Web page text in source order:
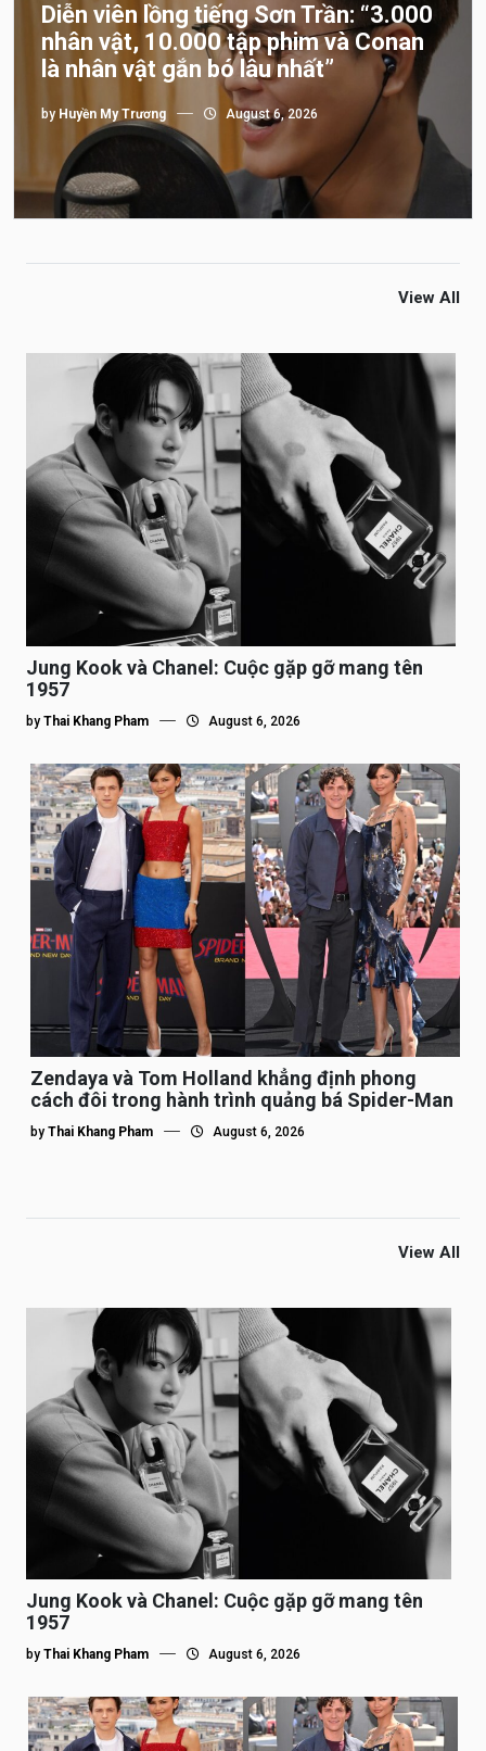
Diễn viên lồng tiếng Sơn Trần: “3.000
nhân vật, 10.000 tập phim và Conan
là nhân vật gắn bó lâu nhất”
by Huyền My Trương August 6, 2026
View All
Jung Kook và Chanel: Cuộc gặp gỡ mang tên
1957
by Thai Khang Pham August 6, 2026
Zendaya và Tom Holland khẳng định phong
cách đôi trong hành trình quảng bá Spider-Man
by Thai Khang Pham August 6, 2026
View All
Jung Kook và Chanel: Cuộc gặp gỡ mang tên
1957
by Thai Khang Pham August 6, 2026